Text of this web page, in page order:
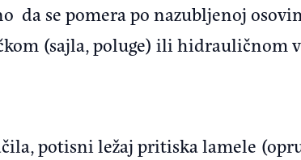
da se pomera po nazubljenoj
(sajla, poluge) ili hidrauličnom
potisni ležaj pritiska lamele